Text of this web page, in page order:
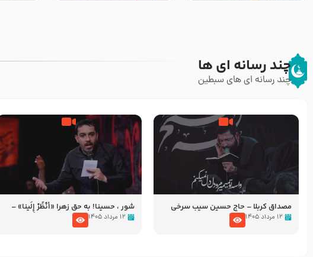
چند رسانه ای ها
چند رسانه ای های سبطین
مصداق کربلا – حاج حسین سیب سرخی
۱۲ مرداد ۱۴۰۵
شور ، حسینا! به‌ حق زهرا «أُنْظُرْ إِلَینا» –
عزاداری شب هفتم ماه محرّم 1405
۱۲ مرداد ۱۴۰۵